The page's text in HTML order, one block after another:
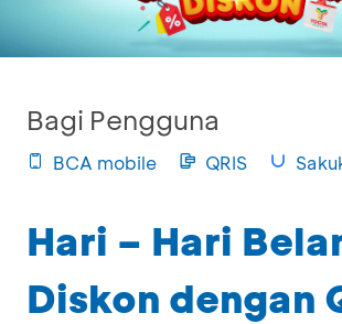
Bagi Pengguna
BCA mobile QRIS
Hari – Hari
Diskon dengan